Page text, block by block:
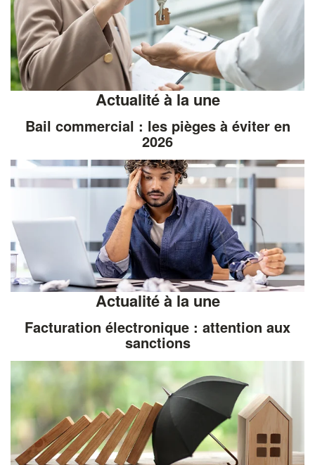
Actualité à la une
Bail commercial : les pièges à éviter en
2026
Actualité à la une
Facturation électronique : attention aux
sanctions